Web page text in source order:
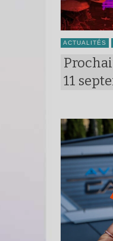
ACTUALITÉS
11